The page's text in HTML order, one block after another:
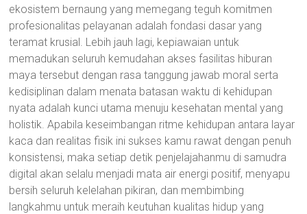
ekosistem bernaung yang memegang teguh komitmen
profesionalitas pelayanan adalah fondasi dasar yang
teramat krusial. Lebih jauh lagi, kepiawaian untuk
memadukan seluruh kemudahan akses fasilitas hiburan
maya tersebut dengan rasa tanggung jawab moral serta
kedisiplinan dalam menata batasan waktu di kehidupan
nyata adalah kunci utama menuju kesehatan mental yang
holistik. Apabila keseimbangan ritme kehidupan antara layar
kaca dan realitas fisik ini sukses kamu rawat dengan penuh
konsistensi, maka setiap detik penjelajahanmu di samudra
digital akan selalu menjadi mata air energi positif, menyapu
bersih seluruh kelelahan pikiran, dan membimbing
langkahmu untuk meraih keutuhan kualitas hidup yang